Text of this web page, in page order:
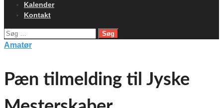
Kalender
Kontakt
Søg
efter:
Amatør
Pæn tilmelding til Jyske